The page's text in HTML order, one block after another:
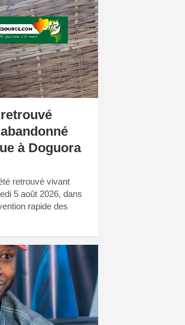
à Doguora
retrouvé vivant
5 août 2026, dans
rapide des